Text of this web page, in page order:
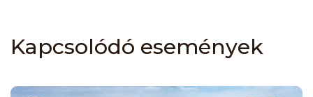
Kapcsolódó események